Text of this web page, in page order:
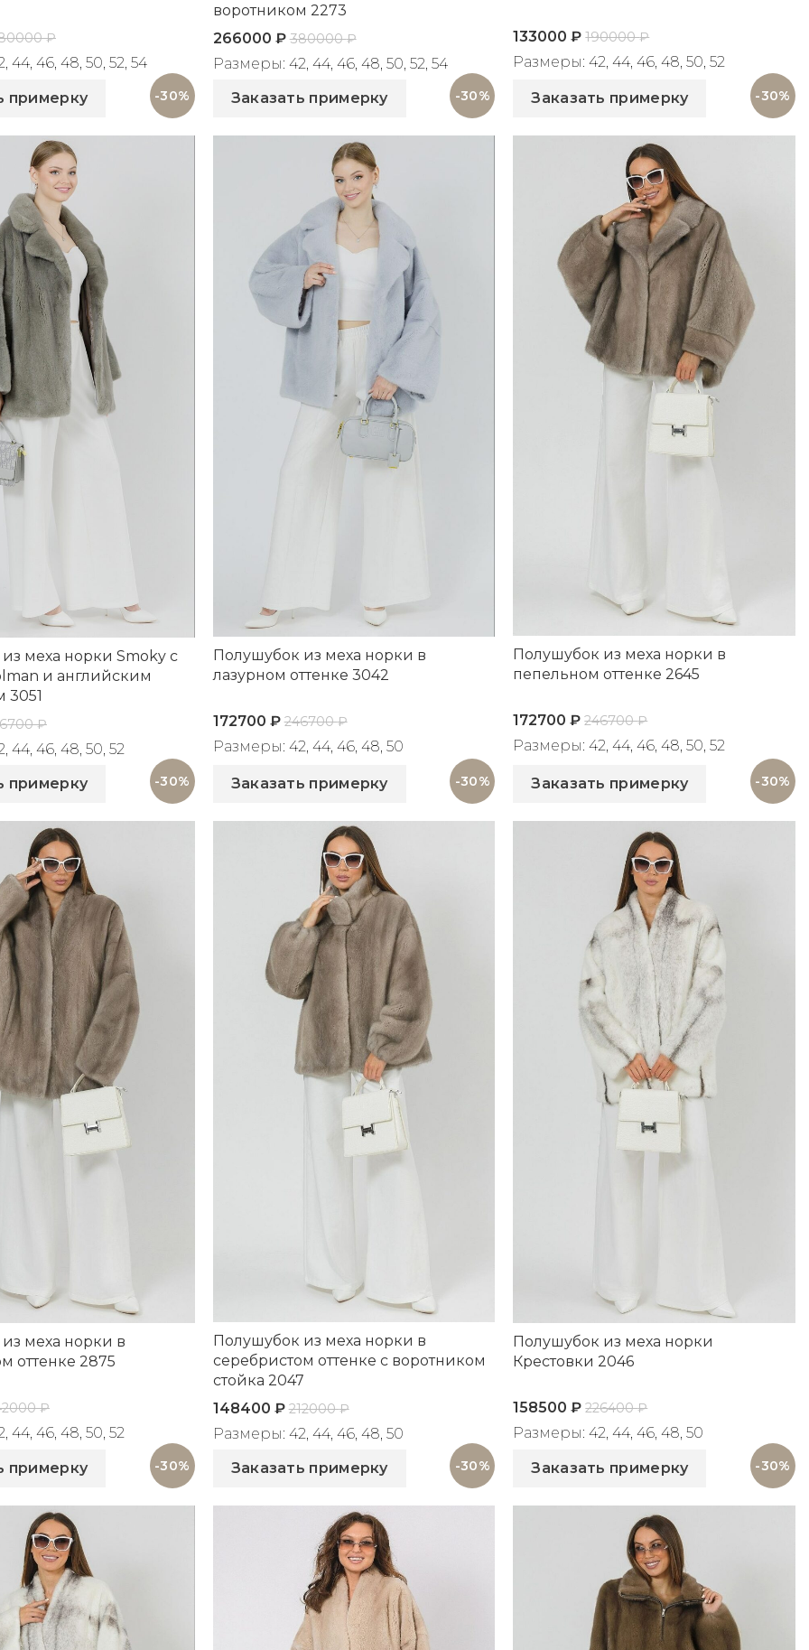
-30%
₽
44, 46, 48, 50, 52, 54
примерку -30%
воротником 2273
266000 ₽ 380000₽
Размеры: 42, 44, 46, 48, 50, 52, 54
Заказать примерку -30%
133000₽ 190000₽
Размеры: 42, 44, 46, 48, 50, 52
Заказать примерку
-30%
меха норки Smoky с
и английским
3051
₽
44, 46, 48, 50, 52
примерку -30%
Полушубок из меха норки в
лазурном оттенке 3042
172700 ₽ 246700₽
Размеры: 42, 44, 46, 48, 50
Заказать примерку
-30%
Полушубок из меха норки в
пепельном оттенке 2645
172700₽ 246700₽
Размеры: 42, 44, 46, 48, 50, 52
Заказать примерку
-30%
меха норки в
оттенке 2875
₽
44, 46, 48, 50, 52
примерку
-30%
Полушубок из меха норки в
серебристом оттенке с воротником
стойка 2047
148400 ₽ 212000₽
Размеры: 42, 44, 46, 48, 50
Заказать примерку -30%
Полушубок из меха норки
Крестовки 2046
158500₽ 226400₽
Размеры: 42, 44, 46, 48, 50
Заказать примерку